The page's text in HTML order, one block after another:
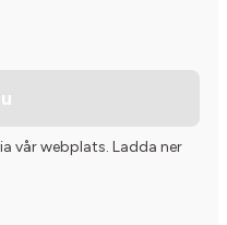
vår webplats. Ladda ner